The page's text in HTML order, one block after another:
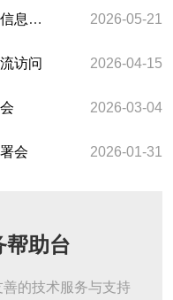
山东中医药高等专科学校教育技术信息中心来我校交流访问 2026-05-21
访问 2026-04-15
2026-03-04
会 2026-01-31
帮助台
的技术服务与支持